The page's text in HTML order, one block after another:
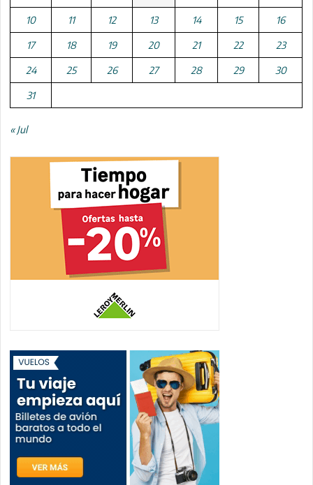
10 11 12 13 14 15 16
17 18 19 20 21 22 23
24 25 26 27 28 29 30
31
« Jul